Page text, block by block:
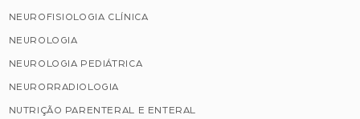
NEUROFISIOLOGIA CLÍNICA
NEUROLOGIA
NEUROLOGIA PEDIÁTRICA
NEURORRADIOLOGIA
NUTRIÇÃO PARENTERAL E ENTERAL